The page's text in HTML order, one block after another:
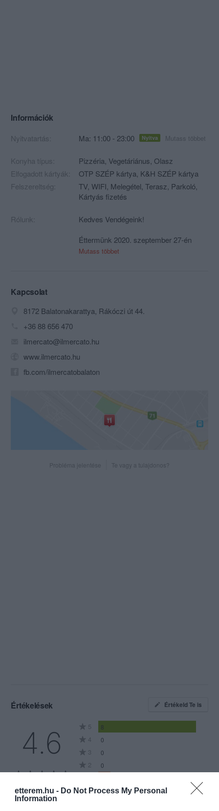
etterem.hu - Do Not Process My Personal
Information
Információk
Nyitvatartás: Ma: 11:00 - 23:00 Nyitva Mutass többet
Konyha típus: Pizzéria, Vegetáriánus, Olasz
Elfogadott kártyák:
OTP SZÉP kártya, K&H SZÉP kártya
Felszereltség:
TV, WIFI, Melegétel, Terasz, Parkoló,
Kártyás fizetés
Rólunk:
Kedves Vendégeink!
Éttermünk 2020. szeptember 27-én
szezonálisan zárja kapuit!
Mutass többet
Kapcsolat
8172 Balatonakarattya, Rákóczi út 44.
+36 88 656 470
ilmercato@ilmercato.hu
www.ilmercato.hu
fb.com/ilmercatobalaton
Probléma jelentése Te vagy a tulajdonos?
Értékelések Értékeld Te is
4.6
Összesen 9
5 8
4 0
3 0
2 0